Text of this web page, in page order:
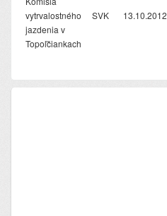
vytrvalostného
jazdenia v
Topoľčiankach
SVK 13.10.2012